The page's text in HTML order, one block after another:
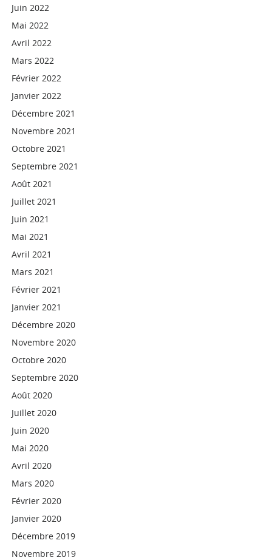
Juin 2022
Mai 2022
Avril 2022
Mars 2022
Février 2022
Janvier 2022
Décembre 2021
Novembre 2021
Octobre 2021
Septembre 2021
Août 2021
Juillet 2021
Juin 2021
Mai 2021
Avril 2021
Mars 2021
Février 2021
Janvier 2021
Décembre 2020
Novembre 2020
Octobre 2020
Septembre 2020
Août 2020
Juillet 2020
Juin 2020
Mai 2020
Avril 2020
Mars 2020
Février 2020
Janvier 2020
Décembre 2019
Novembre 2019